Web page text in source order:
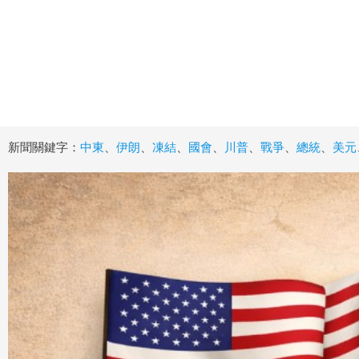
新聞關鍵字： 中東、 伊朗、 凍結、 國會、 川普、 戰爭、 總統、 美元